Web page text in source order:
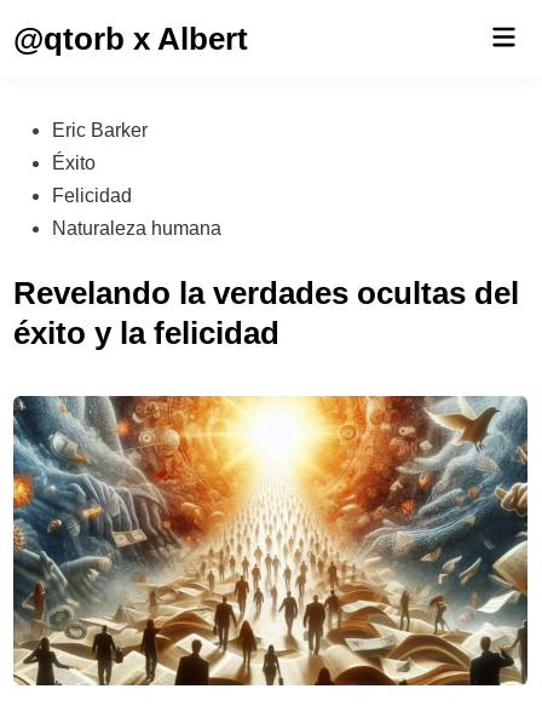
@qtorb x Albert
Publicado
en
Eric Barker
Éxito
Felicidad
Naturaleza humana
Revelando la verdades ocultas del
éxito y la felicidad